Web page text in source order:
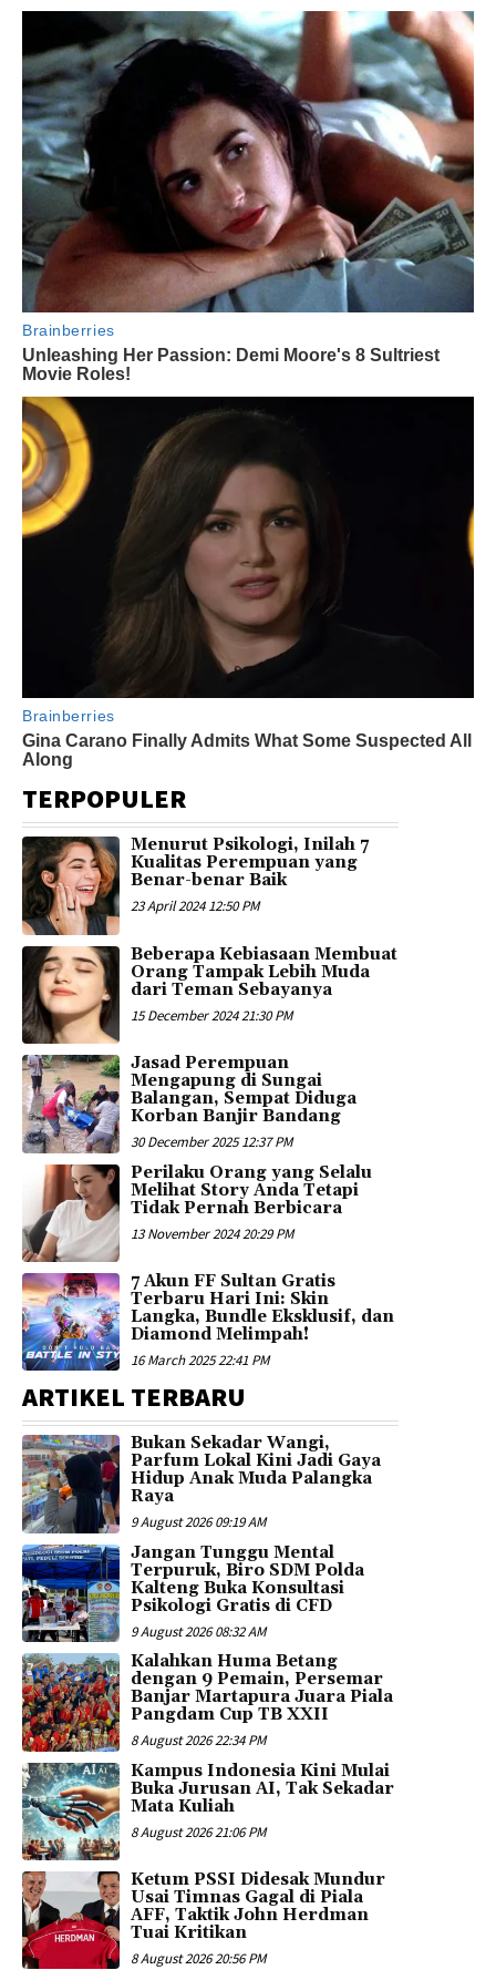
TERPOPULER
Menurut Psikologi, Inilah 7
Kualitas Perempuan yang
Benar-benar Baik
23 April 2024 12:50 PM
Beberapa Kebiasaan Membuat
Orang Tampak Lebih Muda
dari Teman Sebayanya
15 December 2024 21:30 PM
Jasad Perempuan
Mengapung di Sungai
Balangan, Sempat Diduga
Korban Banjir Bandang
30 December 2025 12:37 PM
Perilaku Orang yang Selalu
Melihat Story Anda Tetapi
Tidak Pernah Berbicara
13 November 2024 20:29 PM
7 Akun FF Sultan Gratis
Terbaru Hari Ini: Skin
Langka, Bundle Eksklusif, dan
Diamond Melimpah!
16 March 2025 22:41 PM
ARTIKEL TERBARU
Bukan Sekadar Wangi,
Parfum Lokal Kini Jadi Gaya
Hidup Anak Muda Palangka
Raya
9 August 2026 09:19 AM
Jangan Tunggu Mental
Terpuruk, Biro SDM Polda
Kalteng Buka Konsultasi
Psikologi Gratis di CFD
9 August 2026 08:32 AM
Kalahkan Huma Betang
dengan 9 Pemain, Persemar
Banjar Martapura Juara Piala
Pangdam Cup TB XXII
8 August 2026 22:34 PM
Kampus Indonesia Kini Mulai
Buka Jurusan AI, Tak Sekadar
Mata Kuliah
8 August 2026 21:06 PM
Ketum PSSI Didesak Mundur
Usai Timnas Gagal di Piala
AFF, Taktik John Herdman
Tuai Kritikan
8 August 2026 20:56 PM